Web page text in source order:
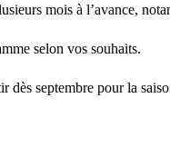
mois à l’avance,
selon vos souhaits.
dès septembre pour la